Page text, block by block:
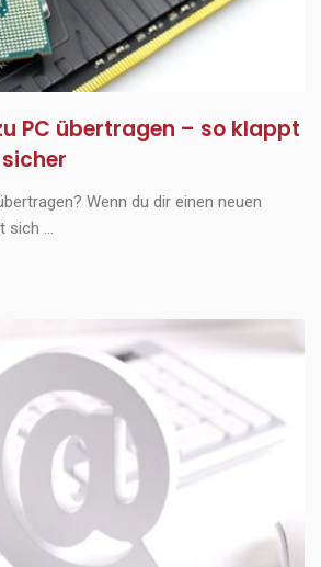
PC übertragen – so klappt
Wenn du dir einen neuen
sich ...